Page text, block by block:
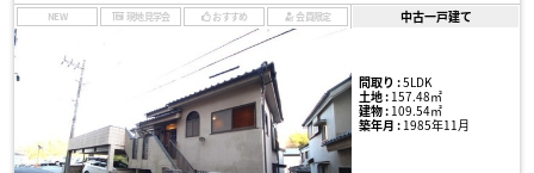
NEW 現地見学会 おすすめ 会員限定 中古一戸建て
間取り :5LDK
土地 :157.48㎡
建物 :109.54㎡
築年月 :1985年11月